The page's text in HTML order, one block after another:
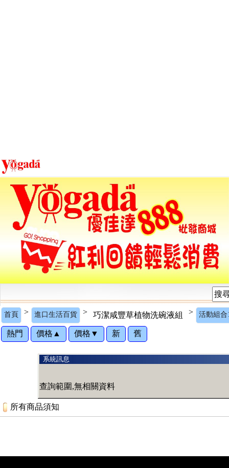
首頁 > 進口生活百貨 > 巧潔咸豐草植物洗碗液組 > 活動組合
熱門 價格▲ 價格▼ 新 舊
系統訊息
查詢範圍,無相關資料
所有商品須知